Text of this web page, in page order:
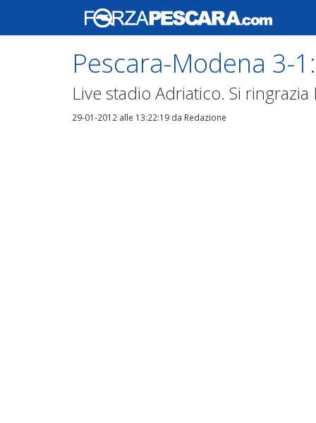
Pescara-Modena 3-
Live stadio Adriatico. Si
29-01-2012 alle 13:22:19 da Redazione